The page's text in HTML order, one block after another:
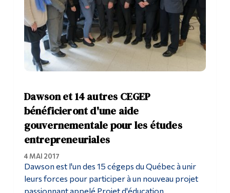
Dawson et 14 autres CEGEP
bénéficieront d'une aide
gouvernementale pour les études
entrepreneuriales
4 MAI 2017
Dawson est l'un des 15 cégeps du Québec à unir
leurs forces pour participer à un nouveau projet
passionnant appelé Projet d'éducation